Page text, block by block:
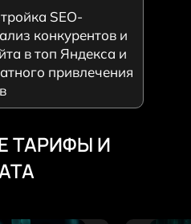
SEO-
конкурентов и
в топ Яндекса и
привлечения
ТАРИФЫ И